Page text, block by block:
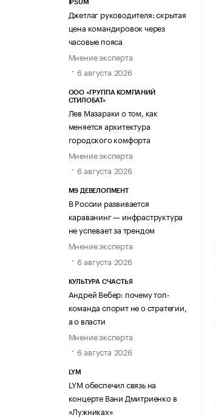
IPSUM
Джетлаг руководителя: скрытая
цена командировок через
часовые пояса
Мнение эксперта
6 августа 2026
ООО «ГРУППА КОМПАНИЙ
СТИЛОБАТ»
Лев Мазараки о том, как
меняется архитектура
городского комфорта
Мнение эксперта
6 августа 2026
М9 ДЕВЕЛОПМЕНТ
В России развивается
караванинг — инфраструктура
не успевает за трендом
Мнение эксперта
6 августа 2026
КУЛЬТУРА СЧАСТЬЯ
Андрей Вебер: почему топ-
команда спорит не о стратегии,
а о власти
Мнение эксперта
6 августа 2026
LYM
LYM обеспечил связь на
концерте Вани Дмитриенко в
«Лужниках»